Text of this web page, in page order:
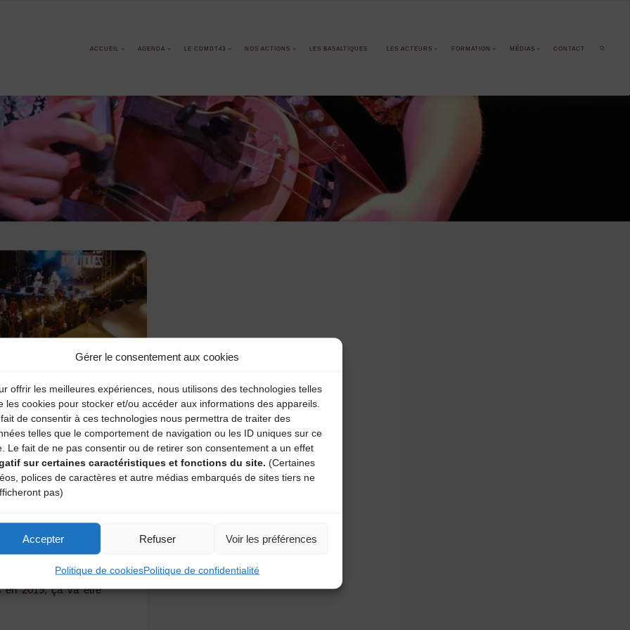
Gérer le consentement aux cookies
offrir les meilleures expériences, nous utilisons des technologies telles
les cookies pour stocker et/ou accéder aux informations des appareils.
de consentir à ces technologies nous permettra de traiter des
telles que le comportement de navigation ou les ID uniques sur ce
Le fait de ne pas consentir ou de retirer son consentement a un effet
sur certaines caractéristiques et fonctions du site. (Certaines
polices de caractères et autre médias embarqués de sites tiers ne
pas)
Accepter Refuser Voir les préférences
Politique de cookiesPolitique de confidentialité
ACCUEIL AGENDA LE CDMDT43 NOS ACTIONS LES BASALTIQUES LES ACTEURS FORMATION MÉDIAS CONTACT
2019 en
nouvelles en
en 2019, ça va être